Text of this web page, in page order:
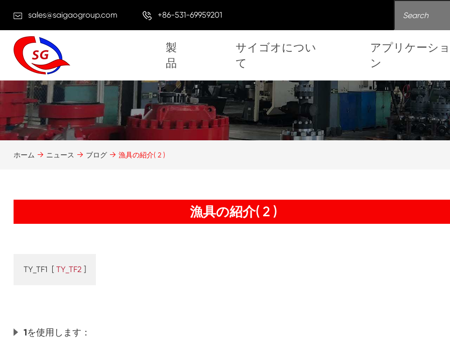
sales@saigaogroup.com +86-531-69959201
製
品
サイゴオについ
て
アプリケーショ
ン
ホーム ニュース ブログ 漁具の紹介( 2 )
漁具の紹介( 2 )
TY_TF1 [ TY_TF2 ]
1を使用します：